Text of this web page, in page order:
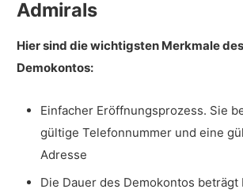
Admirals
Hier sind die wichtigsten Merkmale
Demokontos:
Einfacher Eröffnungsprozess. Sie
gültige Telefonnummer und eine
Adresse
Die Dauer des Demokontos beträgt